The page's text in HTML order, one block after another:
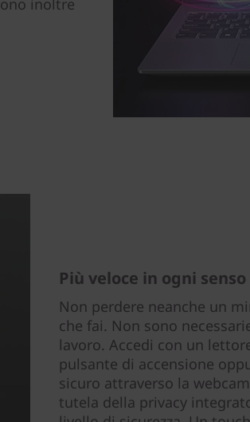
Più veloce in ogni senso
Non perdere neanche un
che fai. Non sono
lavoro. Accedi con un
pulsante di accensione
sicuro attraverso la
tutela della privacy